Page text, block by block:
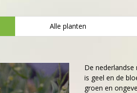
Alle planten
De nederlandse
is geel en de
groen en